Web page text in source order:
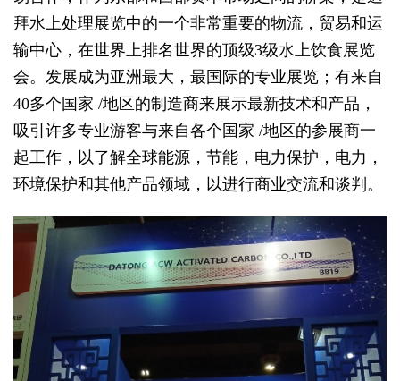
拜水上处理展览中的一个非常重要的物流，贸易和运
输中心，在世界上排名世界的顶级3级水上饮食展览
会。发展成为亚洲最大，最国际的专业展览；有来自
40多个国家 /地区的制造商来展示最新技术和产品，
吸引许多专业游客与来自各个国家 /地区的参展商一
起工作，以了解全球能源，节能，电力保护，电力，
环境保护和其他产品领域，以进行商业交流和谈判。